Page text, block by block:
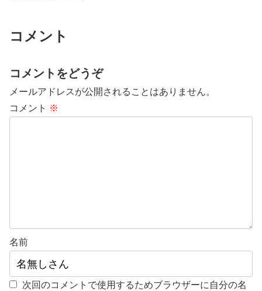
コメント
コメントをどうぞ
メールアドレスが公開されることはありません。
コメント ※
名前
次回のコメントで使用するためブラウザーに自分の名